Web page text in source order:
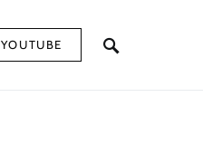
YOUTUBE